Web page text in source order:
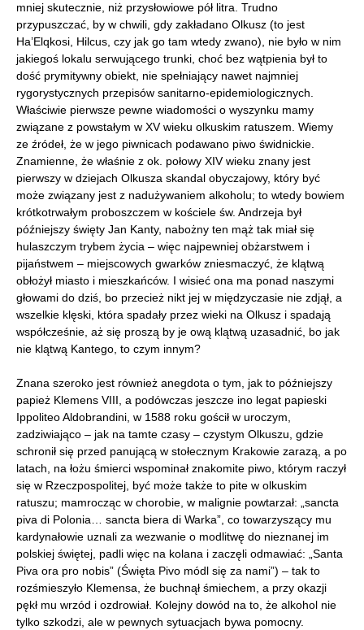
mniej skutecznie, niż przysłowiowe pół litra. Trudno
przypuszczać, by w chwili, gdy zakładano Olkusz (to jest
Ha’Elqkosi, Hilcus, czy jak go tam wtedy zwano), nie było w nim
jakiegoś lokalu serwującego trunki, choć bez wątpienia był to
dość prymitywny obiekt, nie spełniający nawet najmniej
rygorystycznych przepisów sanitarno-epidemiologicznych.
Właściwie pierwsze pewne wiadomości o wyszynku mamy
związane z powstałym w XV wieku olkuskim ratuszem. Wiemy
ze źródeł, że w jego piwnicach podawano piwo świdnickie.
Znamienne, że właśnie z ok. połowy XIV wieku znany jest
pierwszy w dziejach Olkusza skandal obyczajowy, który być
może związany jest z nadużywaniem alkoholu; to wtedy bowiem
krótkotrwałym proboszczem w kościele św. Andrzeja był
późniejszy święty Jan Kanty, nabożny ten mąż tak miał się
hulaszczym trybem życia – więc najpewniej obżarstwem i
pijaństwem – miejscowych gwarków zniesmaczyć, że klątwą
obłożył miasto i mieszkańców. I wisieć ona ma ponad naszymi
głowami do dziś, bo przecież nikt jej w międzyczasie nie zdjął, a
wszelkie klęski, która spadały przez wieki na Olkusz i spadają
współcześnie, aż się proszą by je ową klątwą uzasadnić, bo jak
nie klątwą Kantego, to czym innym?
Znana szeroko jest również anegdota o tym, jak to późniejszy
papież Klemens VIII, a podówczas jeszcze ino legat papieski
Ippoliteo Aldobrandini, w 1588 roku gościł w uroczym,
zadziwiająco – jak na tamte czasy – czystym Olkuszu, gdzie
schronił się przed panującą w stołecznym Krakowie zarazą, a po
latach, na łożu śmierci wspominał znakomite piwo, którym raczył
się w Rzeczpospolitej, być może także to pite w olkuskim
ratuszu; mamrocząc w chorobie, w malignie powtarzał: „sancta
piva di Polonia… sancta biera di Warka”, co towarzyszący mu
kardynałowie uznali za wezwanie o modlitwę do nieznanej im
polskiej świętej, padli więc na kolana i zaczęli odmawiać: „Santa
Piva ora pro nobis” (Święta Pivo módl się za nami”) – tak to
rozśmieszyło Klemensa, że buchnął śmiechem, a przy okazji
pękł mu wrzód i ozdrowiał. Kolejny dowód na to, że alkohol nie
tylko szkodzi, ale w pewnych sytuacjach bywa pomocny.